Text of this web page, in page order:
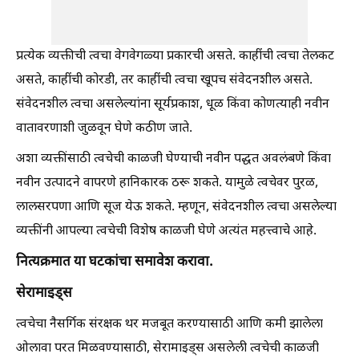
प्रत्येक व्यक्तीची त्वचा वेगवेगळ्या प्रकारची असते. काहींची त्वचा तेलकट
असते, काहींची कोरडी, तर काहींची त्वचा खूपच संवेदनशील असते.
संवेदनशील त्वचा असलेल्यांना सूर्यप्रकाश, धूळ किंवा कोणत्याही नवीन
वातावरणाशी जुळवून घेणे कठीण जाते.
अशा व्यक्तींसाठी त्वचेची काळजी घेण्याची नवीन पद्धत अवलंबणे किंवा
नवीन उत्पादने वापरणे हानिकारक ठरू शकते. यामुळे त्वचेवर पुरळ,
लालसरपणा आणि सूज येऊ शकते. म्हणून, संवेदनशील त्वचा असलेल्या
व्यक्तींनी आपल्या त्वचेची विशेष काळजी घेणे अत्यंत महत्त्वाचे आहे.
नित्यक्रमात या घटकांचा समावेश करावा.
सेरामाइड्स
त्वचेचा नैसर्गिक संरक्षक थर मजबूत करण्यासाठी आणि कमी झालेला
ओलावा परत मिळवण्यासाठी, सेरामाइड्स असलेली त्वचेची काळजी